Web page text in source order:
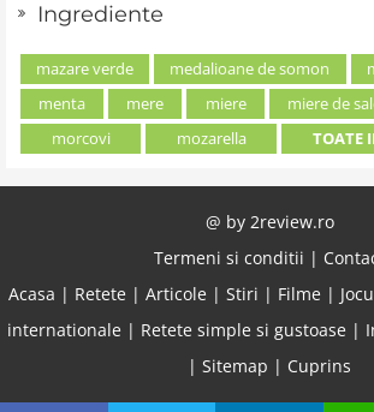
Ingrediente
mazare verde medalioane de somon
menta
mere miere miere de
morcovi
mozarella TOATE
@ by 2review.ro
Termeni si conditii |
Acasa | Retete | Articole | Stiri | Filme |
internationale| Retete simple si gustoase|
| Sitemap | Cuprins